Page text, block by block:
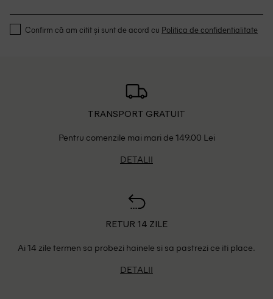
Confirm că am citit și sunt de acord cu Politica de confidentialitate
TRANSPORT GRATUIT
Pentru comenzile mai mari de 149.00 Lei
DETALII
RETUR 14 ZILE
Ai 14 zile termen sa probezi hainele si sa pastrezi ce iti place.
DETALII